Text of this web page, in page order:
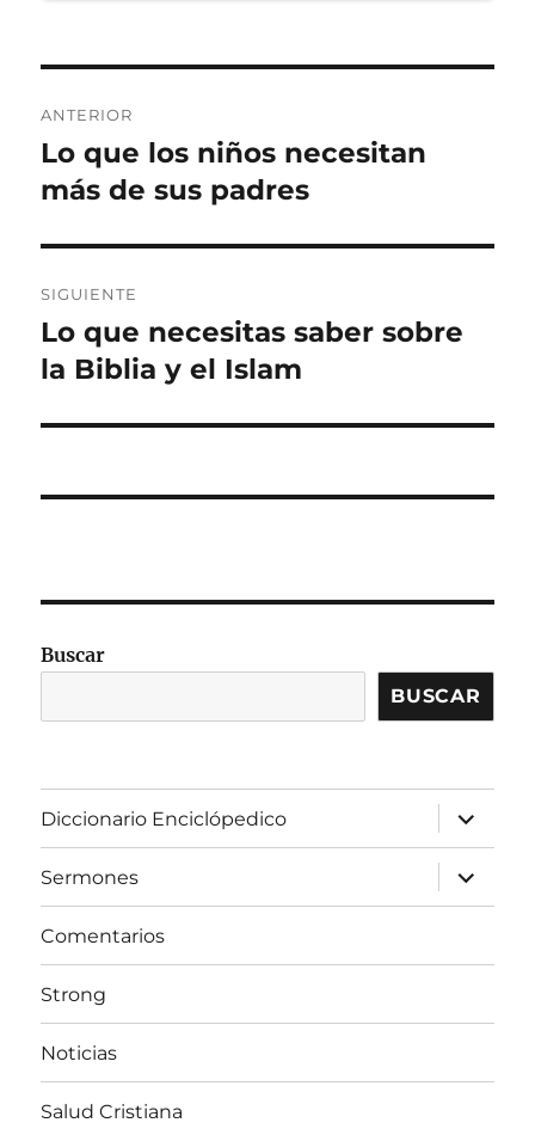
de
entradas
ANTERIOR
Entrada
anterior:
Lo que los niños necesitan
más de sus padres
SIGUIENTE
Entrada
siguiente:
Lo que necesitas saber sobre
la Biblia y el Islam
Buscar
BUSCAR
Diccionario Enciclópedico
expandir
el
menú
inferior
Sermones
expandir
el
menú
Comentarios
Strong
Noticias
Salud Cristiana